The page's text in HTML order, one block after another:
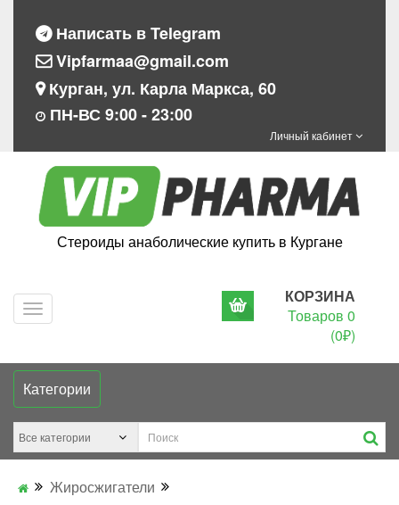
Написать в Telegram
Vipfarmaa@gmail.com
Курган, ул. Карла Маркса, 60
ПН-ВС 9:00 - 23:00
Личный кабинет
Стероиды анаболические купить в Кургане
КОРЗИНА
Товаров 0
(0₽)
Категории
Жиросжигатели